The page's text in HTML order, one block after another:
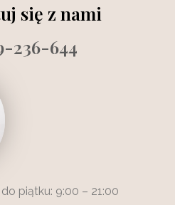
się z nami
236-644
piątku: 9:00 – 21:00